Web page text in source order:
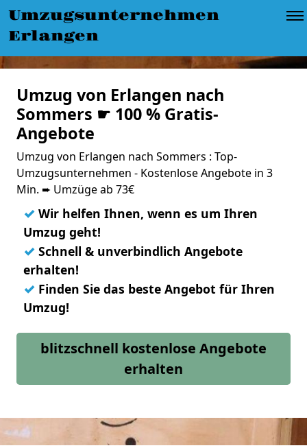
Umzugsunternehmen
Erlangen
Umzug von Erlangen nach
Sommers ☛ 100 % Gratis-
Angebote
Umzug von Erlangen nach Sommers : Top-
Umzugsunternehmen - Kostenlose Angebote in 3
Min. ➨ Umzüge ab 73€
✓ Wir helfen Ihnen, wenn es um Ihren
Umzug geht!
✓ Schnell & unverbindlich Angebote
erhalten!
✓ Finden Sie das beste Angebot für Ihren
Umzug!
blitzschnell kostenlose Angebote
erhalten